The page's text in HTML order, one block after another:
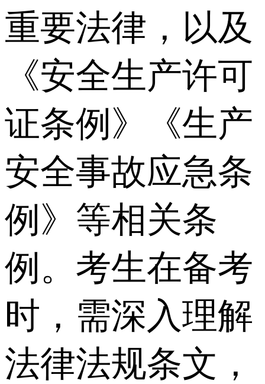
重要法律，以及
《安全生产许可
证条例》《生产
安全事故应急条
例》等相关条
例。考生在备考
时，需深入理解
法律法规条文，